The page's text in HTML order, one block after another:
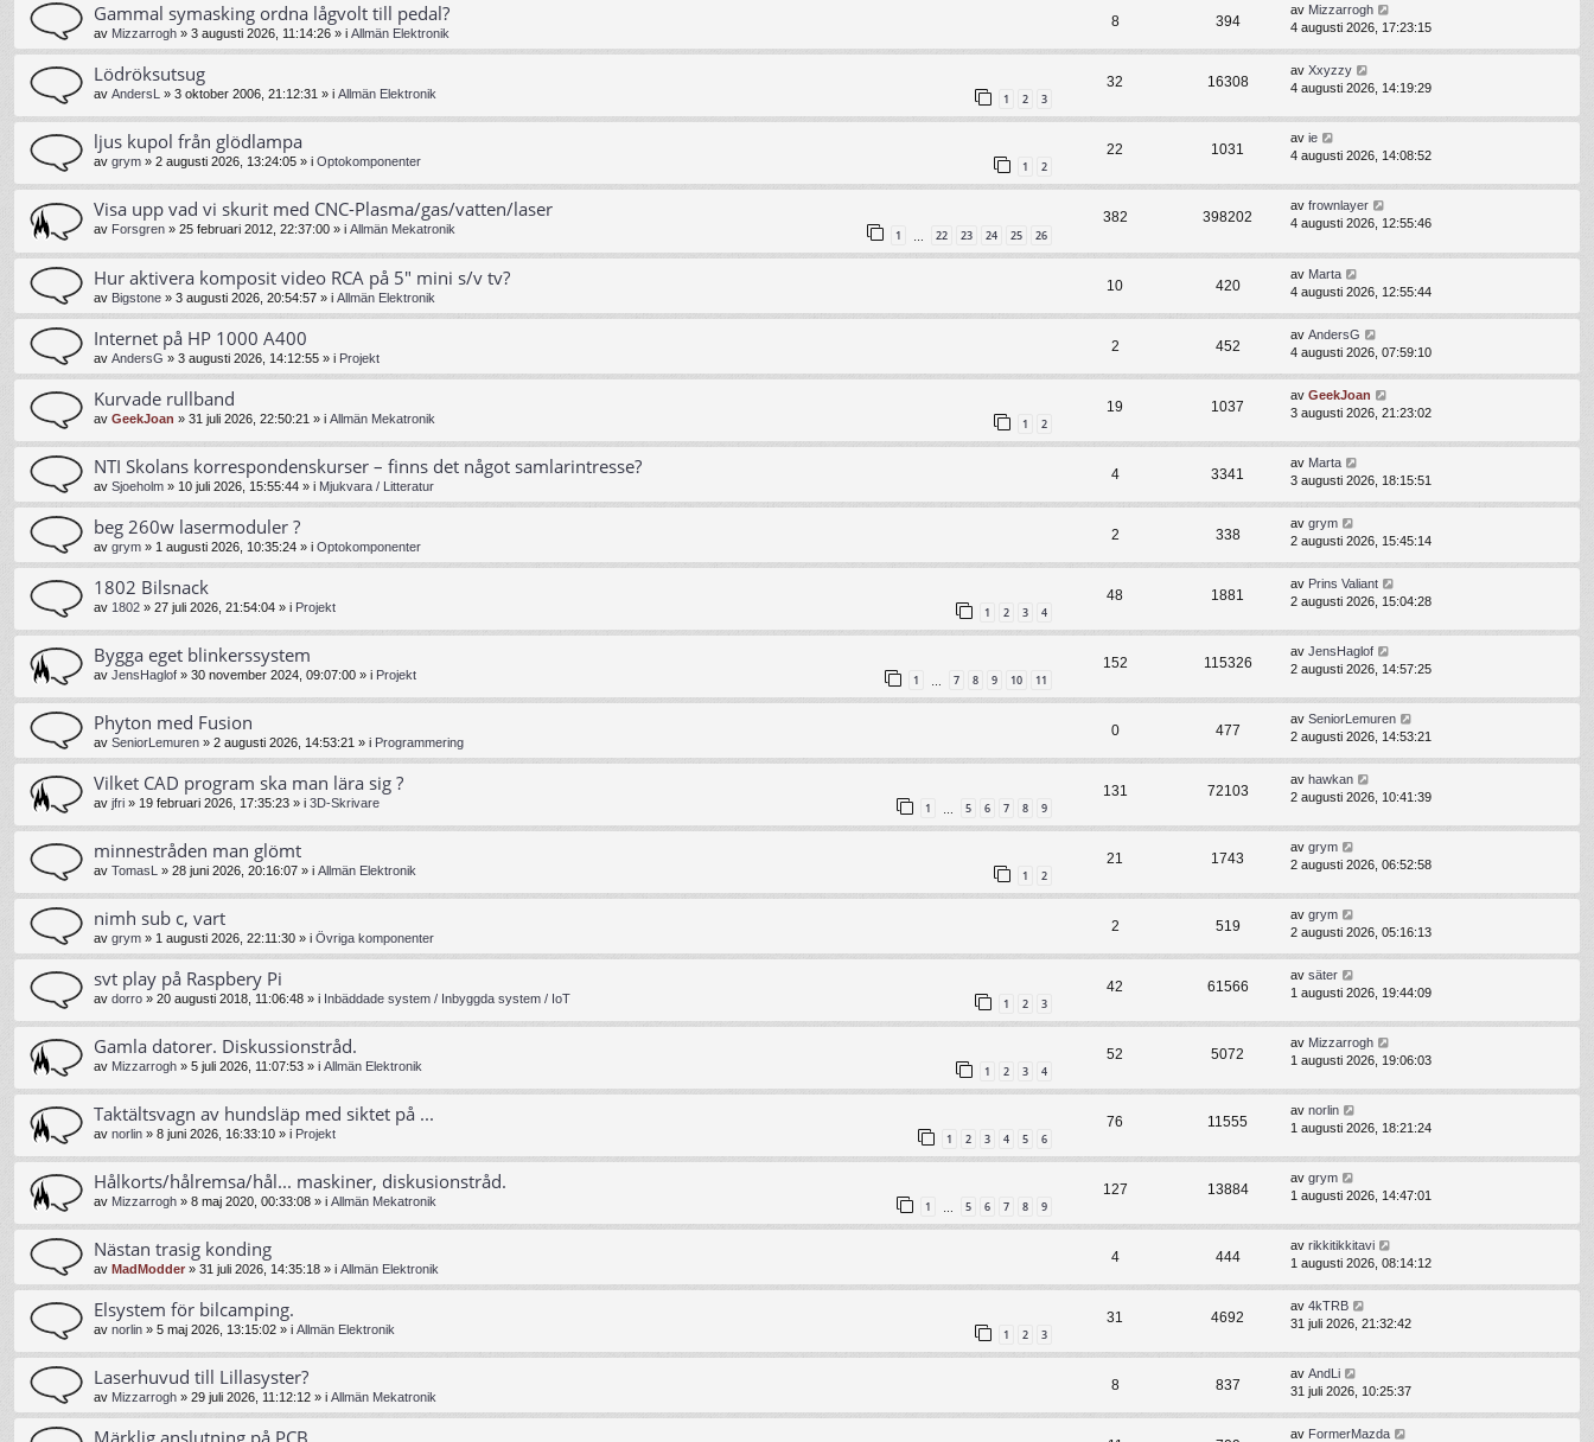
Gammal symasking ordna lågvolt till pedal?
av Mizzarrogh » 3 augusti 2026, 11:14:26 » i Allmän Elektronik
8 394
av Mizzarrogh
4 augusti 2026, 17:23:15
Lödröksutsug
av AndersL » 3 oktober 2006, 21:12:31 » i Allmän Elektronik 1 2 3
32 16308
av Xxyzzy
4 augusti 2026, 14:19:29
ljus kupol från glödlampa
av grym » 2 augusti 2026, 13:24:05 » i Optokomponenter 1 2
22 1031
av ie
4 augusti 2026, 14:08:52
Visa upp vad vi skurit med CNC-Plasma/gas/vatten/laser
av Forsgren » 25 februari 2012, 22:37:00 » i Allmän Mekatronik 1 22 23 24 25 26
382 398202
av frownlayer
4 augusti 2026, 12:55:46
Hur aktivera komposit video RCA på 5" mini s/v tv?
av Bigstone » 3 augusti 2026, 20:54:57 » i Allmän Elektronik
10 420
av Marta
4 augusti 2026, 12:55:44
Internet på HP 1000 A400
av AndersG » 3 augusti 2026, 14:12:55 » i Projekt
2 452
av AndersG
4 augusti 2026, 07:59:10
Kurvade rullband
av GeekJoan » 31 juli 2026, 22:50:21 » i Allmän Mekatronik 1 2
19 1037
av GeekJoan
3 augusti 2026, 21:23:02
NTI Skolans korrespondenskurser – finns det något samlarintresse?
av Sjoeholm » 10 juli 2026, 15:55:44 » i Mjukvara / Litteratur
4 3341
av Marta
3 augusti 2026, 18:15:51
beg 260w lasermoduler ?
av grym » 1 augusti 2026, 10:35:24 » i Optokomponenter
2 338
av grym
2 augusti 2026, 15:45:14
1802 Bilsnack
av 1802 » 27 juli 2026, 21:54:04 » i Projekt 1 2 3 4
48 1881
av Prins Valiant
2 augusti 2026, 15:04:28
Bygga eget blinkerssystem
av JensHaglof » 30 november 2024, 09:07:00 » i Projekt 1 7 8 9 10 11
152 115326
av JensHaglof
2 augusti 2026, 14:57:25
Phyton med Fusion
av SeniorLemuren » 2 augusti 2026, 14:53:21 » i Programmering
0 477
av SeniorLemuren
2 augusti 2026, 14:53:21
Vilket CAD program ska man lära sig ?
av jfri » 19 februari 2026, 17:35:23 » i 3D-Skrivare 1 5 6 7 8 9
131 72103
av hawkan
2 augusti 2026, 10:41:39
minnestråden man glömt
av TomasL » 28 juni 2026, 20:16:07 » i Allmän Elektronik 1 2
21 1743
av grym
2 augusti 2026, 06:52:58
nimh sub c, vart
av grym » 1 augusti 2026, 22:11:30 » i Övriga komponenter
2 519
av grym
2 augusti 2026, 05:16:13
svt play på Raspbery Pi
av dorro » 20 augusti 2018, 11:06:48 » i Inbäddade system / Inbyggda system / IoT 1 2 3
42 61566
av säter
1 augusti 2026, 19:44:09
Gamla datorer. Diskussionstråd.
av Mizzarrogh » 5 juli 2026, 11:07:53 » i Allmän Elektronik 1 2 3 4
52 5072
av Mizzarrogh
1 augusti 2026, 19:06:03
Taktältsvagn av hundsläp med siktet på ...
av norlin » 8 juni 2026, 16:33:10 » i Projekt 1 2 3 4 5 6
76 11555
av norlin
1 augusti 2026, 18:21:24
Hålkorts/hålremsa/hål... maskiner, diskusionstråd.
av Mizzarrogh » 8 maj 2020, 00:33:08 » i Allmän Mekatronik 1 … 5 6 7 8 9
127 13884
av grym
1 augusti 2026, 14:47:01
Nästan trasig konding
av MadModder » 31 juli 2026, 14:35:18 » i Allmän Elektronik
4 444
av rikkitikkitavi
1 augusti 2026, 08:14:12
Elsystem för bilcamping.
av norlin » 5 maj 2026, 13:15:02 » i Allmän Elektronik 1 2 3
31 4692
av 4kTRB
31 juli 2026, 21:32:42
Laserhuvud till Lillasyster?
av Mizzarrogh » 29 juli 2026, 11:12:12 » i Allmän Mekatronik
8 837
av AndLi
31 juli 2026, 10:25:37
av FormerMazda